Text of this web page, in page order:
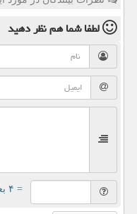
لطفا شما همنظر دهید
= ۴ بعلاوه ۲